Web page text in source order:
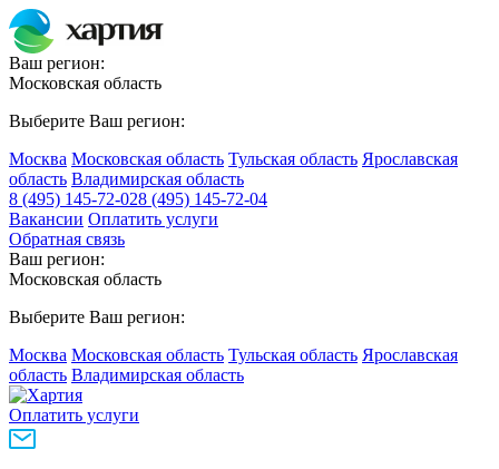
Ваш регион:
Московская область
Выберите Ваш регион:
Москва Московская область Тульская область Ярославская
область Владимирская область
8 (495) 145-72-028 (495) 145-72-04
Вакансии Оплатить услуги
Обратная связь
Ваш регион:
Московская область
Выберите Ваш регион:
Москва Московская область Тульская область Ярославская
область Владимирская область
Оплатить услуги